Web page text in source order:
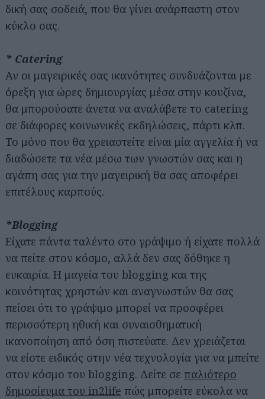
δική σας σοδειά, που θα γίνει ανάρπαστη στον
κύκλο σας.
* Catering
Αν οι μαγειρικές σας ικανότητες συνδυάζονται με
όρεξη για ώρες δημιουργίας μέσα στην κουζίνα,
θα μπορούσατε άνετα να αναλάβετε το catering
σε διάφορες κοινωνικές εκδηλώσεις, πάρτι κλπ.
Το μόνο που θα χρειαστείτε είναι μία αγγελία ή να
διαδώσετε τα νέα μέσω των γνωστών σας και η
αγάπη σας για την μαγειρική θα σας αποφέρει
επιτέλους καρπούς.
*Blogging
Είχατε πάντα ταλέντο στο γράψιμο ή είχατε πολλά
να πείτε στον κόσμο, αλλά δεν σας δόθηκε η
ευκαιρία. Η μαγεία του blogging και της
κοινότητας χρηστών και αναγνωστών θα σας
πείσει ότι το γράψιμο μπορεί να προσφέρει
περισσότερη ηθική και συναισθηματική
ικανοποίηση από όση πιστεύατε. Δεν χρειάζεται
να είστε ειδικός στην νέα τεχνολογία για να μπείτε
στον κόσμο του blogging. Δείτε σε παλιότερο
δημοσίευμα του in2life πώς μπορείτε εύκολα να